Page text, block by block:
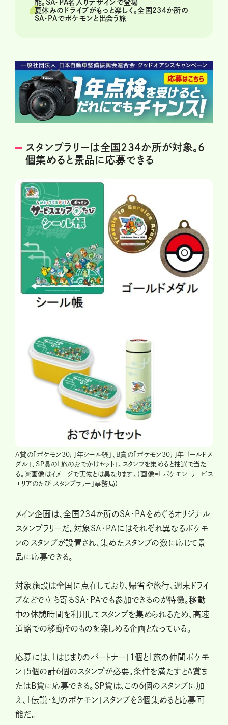
能。SA・PA名入りデザインで登場
夏休みのドライブがもっと楽しく。全国234か所の
SA・PAでポケモンと出会う旅
スタンプラリーは全国234か所が対象。6
個集めると景品に応募できる
A賞の「ポケモン30周年シール帳」、B賞の「ポケモン30周年ゴールドメ
ダル」、SP賞の「旅のおでかけセット」。スタンプを集めると抽選で当た
る。※画像はイメージで実物とは異なります。（画像＝「ポケモン サービス
エリアのたび スタンプラリー」事務局）
メイン企画は、全国234か所のSA・PAをめぐるオリジナル
スタンプラリーだ。対象SA・PAにはそれぞれ異なるポケモ
ンのスタンプが設置され、集めたスタンプの数に応じて景
品に応募できる。
対象施設は全国に点在しており、帰省や旅行、週末ドライ
ブなどで立ち寄るSA・PAでも参加できるのが特徴。移動
中の休憩時間を利用してスタンプを集められるため、高速
道路での移動そのものを楽しめる企画となっている。
応募には、「はじまりのパートナー」1個と「旅の仲間ポケモ
ン」5個の計6個のスタンプが必要。条件を満たすとA賞ま
たはB賞に応募できる。SP賞は、この6個のスタンプに加
え、「伝説・幻のポケモン」スタンプを3個集めると応募可
能だ。